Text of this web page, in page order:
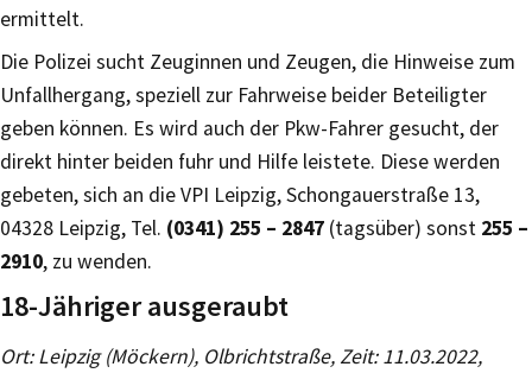
ermittelt.
Die Polizei sucht Zeuginnen und Zeugen, die Hinweise zum
Unfallhergang, speziell zur Fahrweise beider Beteiligter
geben können. Es wird auch der Pkw-Fahrer gesucht, der
direkt hinter beiden fuhr und Hilfe leistete. Diese werden
gebeten, sich an die VPI Leipzig, Schongauerstraße 13,
04328 Leipzig, Tel. (0341) 255 – 2847 (tagsüber) sonst 255 –
2910, zu wenden.
18-Jähriger ausgeraubt
Ort: Leipzig (Möckern), Olbrichtstraße, Zeit: 11.03.2022,